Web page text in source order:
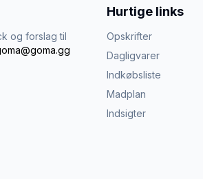
og forslag til
Hurtige links
Opskrifter
Dagligvarer
Indkøbsliste
Madplan
Indsigter